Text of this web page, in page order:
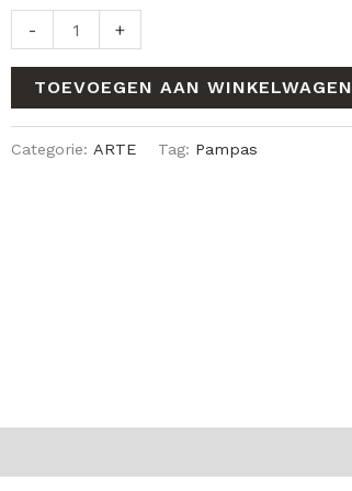
- +
TOEVOEGEN AAN WINKELWAGEN
Categorie:ARTE Tag: Pampas